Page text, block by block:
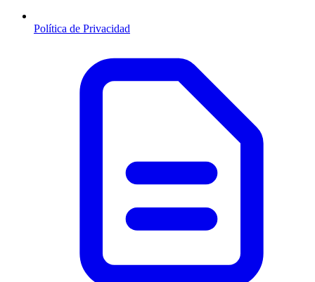
Política de Privacidad